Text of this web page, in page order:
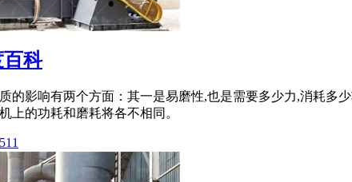
科
的影响有两个方面：其一是易磨性,也是需要多少力,消耗多
上的功耗和磨耗将各不相同。